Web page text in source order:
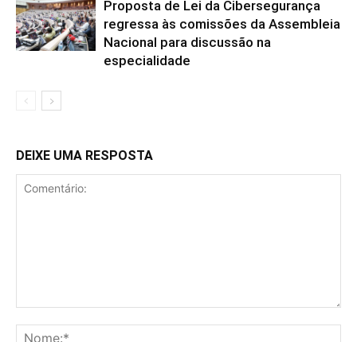
Proposta de Lei da Cibersegurança
regressa às comissões da Assembleia
Nacional para discussão na
especialidade
DEIXE UMA RESPOSTA